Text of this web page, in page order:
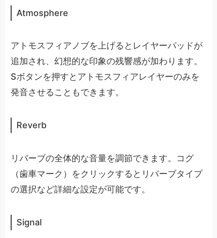
Atmosphere
アトモスフィアノブを上げるとレイヤーパッドが
追加され、幻想的な印象の残響感が加わります。
Sボタンを押すとアトモスフィアレイヤーのみを
発音させることもできます。
Reverb
リバーブの全体的な音量を調節できます。コグ
（歯車マーク）をクリックするとリバーブタイプ
の選択など詳細な設定が可能です。
Signal